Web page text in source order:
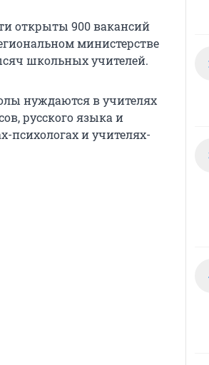
открыты 900 вакансий
министерстве
школьных учителей.
нуждаются в учителях
русского языка и
психологах и учителях-